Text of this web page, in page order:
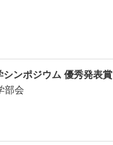
ンポジウム 優秀発表賞
部会